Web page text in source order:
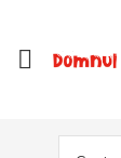
